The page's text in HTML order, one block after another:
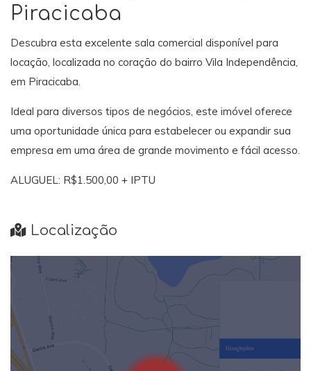
Piracicaba
Descubra esta excelente sala comercial disponível para
locação, localizada no coração do bairro Vila Independência,
em Piracicaba.
Ideal para diversos tipos de negócios, este imóvel oferece
uma oportunidade única para estabelecer ou expandir sua
empresa em uma área de grande movimento e fácil acesso.
ALUGUEL: R$1.500,00 + IPTU
Localização